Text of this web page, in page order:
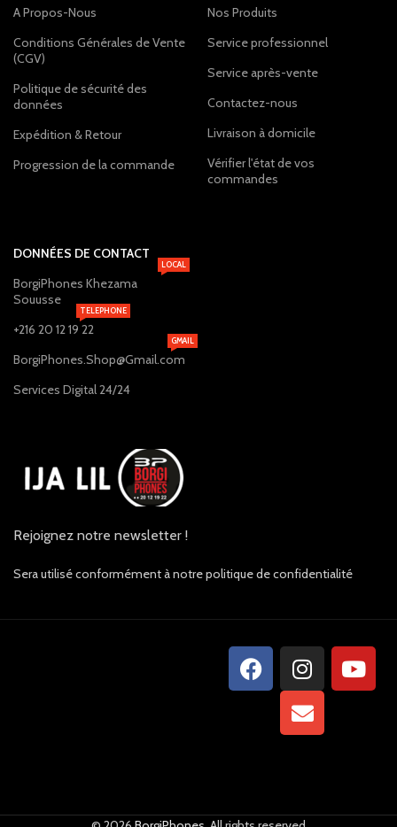
A Propos-Nous
Conditions Générales de Vente
(CGV)
Politique de sécurité des
données
Expédition & Retour
Progression de la commande
Nos Produits
Service professionnel
Service après-vente
Contactez-nous
Livraison à domicile
Vérifier l'état de vos
commandes
DONNÉES DE CONTACT
BorgiPhones Khezama
Souusse
LOCAL
+216 20 12 19 22
TELEPHONE
BorgiPhones.Shop@Gmail.com
GMAIL
Services Digital 24/24
Rejoignez notre newsletter !
Sera utilisé conformément à notre politique de confidentialité